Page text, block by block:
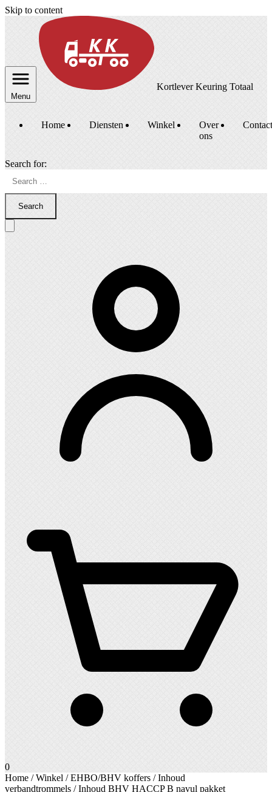
Skip to content
Menu
Kortlever Keuring Totaal
Home Diensten Winkel
Over
ons
Contact
Search for:
Search
0
Home /Winkel /EHBO/BHV koffers /Inhoud
verbandtrommels / Inhoud BHV HACCP B navul pakket